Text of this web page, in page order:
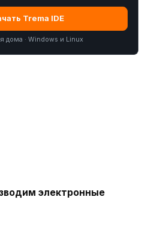
Trema IDE
дома · Windows и Linux
электронные